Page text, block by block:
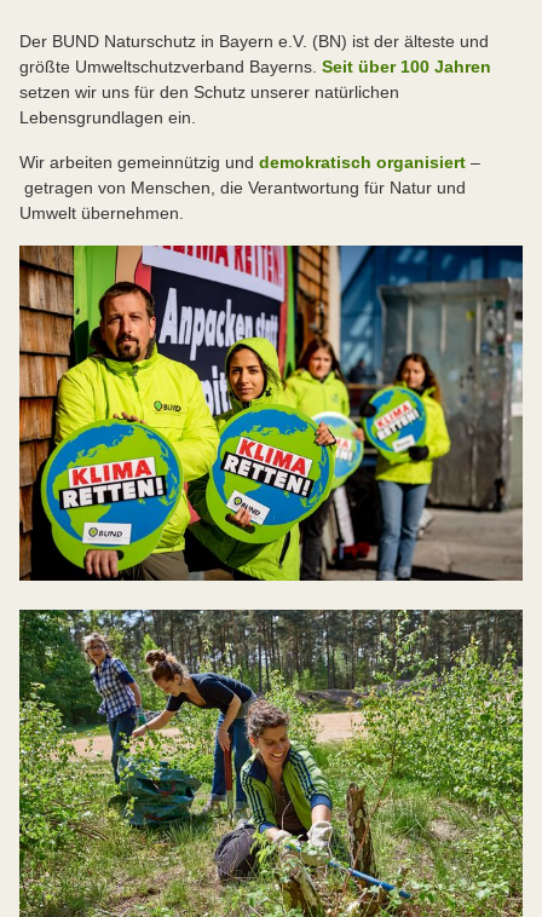
Der BUND Naturschutz in Bayern e.V. (BN) ist der älteste und
größte Umweltschutzverband Bayerns. Seit über 100 Jahren
setzen wir uns für den Schutz unserer natürlichen
Lebensgrundlagen ein.
Wir arbeiten gemeinnützig und demokratisch organisiert –
getragen von Menschen, die Verantwortung für Natur und
Umwelt übernehmen.